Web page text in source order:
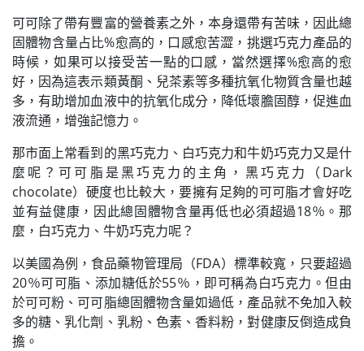
可可除了帶有豐富的營養素之外，本身還帶有苦味，因此總
固體物含量占比%愈高的，口感愈苦澀，挑選巧克力產品的
時候，如果可以接受苦一點的口感，當然選擇%愈高的愈
好，因為這表示類黃酮、兒茶素等多種抗氧化物質含量也越
多，有助增加血液中的抗氧化成分，降低壞膽固醇，促進血
液流通，增強記憶力。
那市面上常看到的黑巧克力、白巧克力和牛奶巧克力又是什
麼呢？可可脂是黑巧克力的主角，黑巧克力（Dark
chocolate）硬度也比較大，要擁有足夠的可可脂才會好吃
並有益健康，因此總固體物含量再低也必須超過18％。那
麼，白巧克力、牛奶巧克力呢？
以美國為例，食品藥物管理局（FDA）標準較寬，只要超過
20％可可脂、添加糖低於55％，即可稱為白巧克力。但由
於可可粉、可可脂總固體物含量如過低，產品就不免加入較
多的糖、乳化劑、乳粉、色素、香料粉，對健康反倒造成負
擔。